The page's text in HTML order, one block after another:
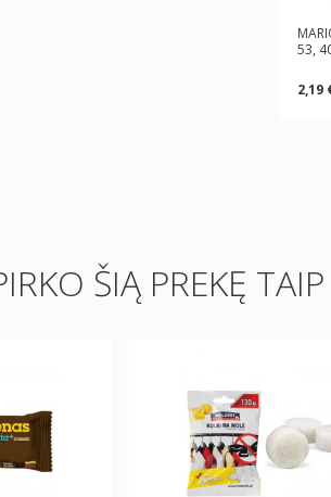
53,
2,19
ŠIĄ PREKĘ